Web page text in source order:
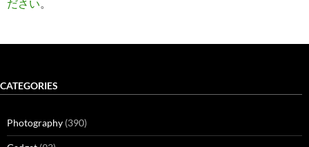
ださい
CATEGORIES
Photography (390)